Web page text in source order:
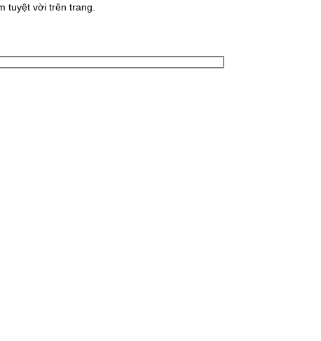
tuyệt vời trên trang.